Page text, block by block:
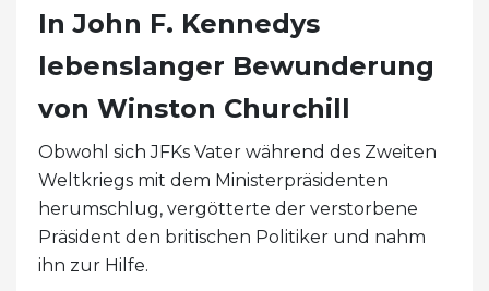
In John F. Kennedys
lebenslanger Bewunderung
von Winston Churchill
Obwohl sich JFKs Vater während des Zweiten
Weltkriegs mit dem Ministerpräsidenten
herumschlug, vergötterte der verstorbene
Präsident den britischen Politiker und nahm
ihn zur Hilfe.